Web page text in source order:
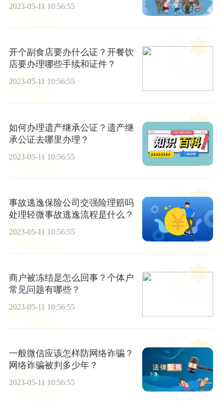
2023-05-11 10:56:55
开个副食店要办什么证？开餐饮
店要办理哪些手续和证件？
2023-05-11 10:56:55
如何办理遗产继承公证？遗产继
承公证去哪里办理？
2023-05-11 10:56:55
事故逃逸保险公司交强险理赔吗
处理轻微事故逃逸流程是什么？
2023-05-11 10:56:55
商户被冻结是怎么回事？个体户
常见问题有哪些？
2023-05-11 10:56:55
一般微信应该怎样防网络诈骗？
网络诈骗被判多少年？
2023-05-11 10:56:55